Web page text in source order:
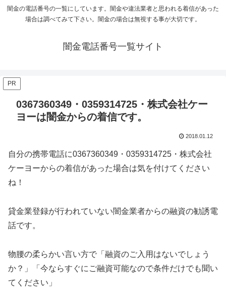
闇金の電話番号の一覧にしています。闇金や違法業者と思われる着信があった
場合は調べてみて下さい。闇金の場合は無視する事が大切です。
闇金電話番号一覧サイト
PR
0367360349・0359314725・株式会社ケー
ヨーは闇金からの着信です。
2018.01.12
自分の携帯電話に0367360349・0359314725・株式会社
ケーヨーからの着信があった場合は気を付けてください
ね！
貸金業登録が行われていない闇金業者からの融資の勧誘電
話です。
物腰の柔らかい言い方で「融資のご入用はないでしょう
か？」「今ならすぐにご融資可能なので条件だけでも聞い
てください」